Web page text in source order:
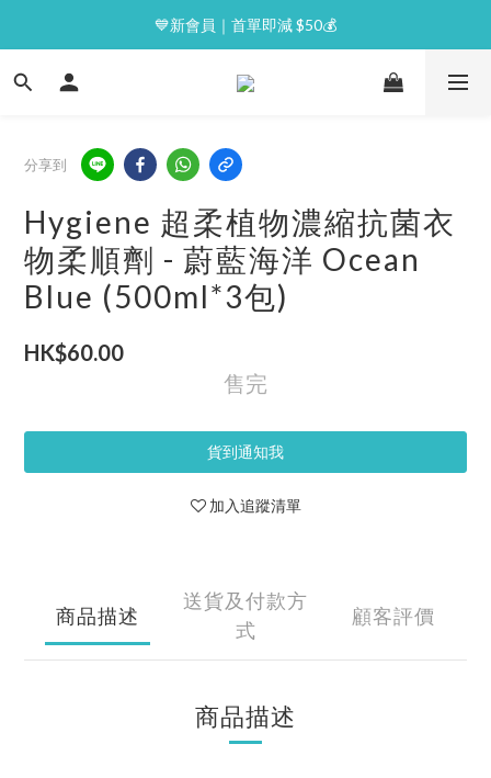
⭐逢星期一malluxe day｜7%購物金回贈
💙新會員｜首單即減 $50💰
⭐逢星期一malluxe day｜7%購物金回贈
分享到
Hygiene 超柔植物濃縮抗菌衣
物柔順劑 - 蔚藍海洋 Ocean
Blue (500ml*3包)
HK$60.00
售完
貨到通知我
加入追蹤清單
商品描述
送貨及付款方
式
顧客評價
商品描述